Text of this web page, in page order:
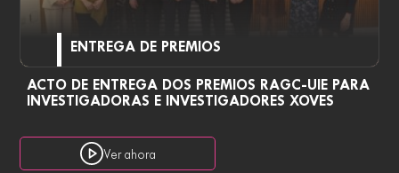
ENTREGA DE PREMIOS
ACTO DE ENTREGA DOS PREMIOS RAGC-UIE PARA
INVESTIGADORAS E INVESTIGADORES XOVES
Ver ahora